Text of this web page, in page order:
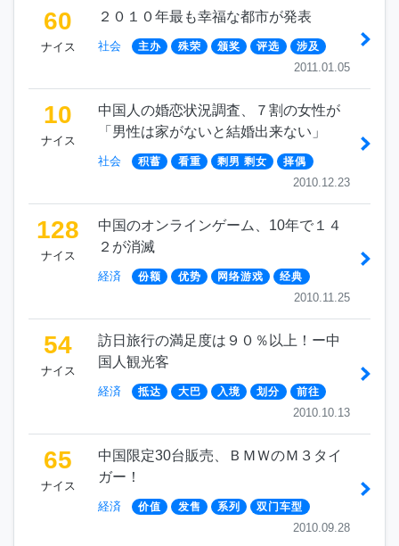
60
ナイス
２０１０年最も幸福な都市が発表
社会 主办 殊荣 颁奖 评选 涉及
2011.01.05
10
ナイス
中国人の婚恋状況調査、７割の女性が
「男性は家がないと結婚出来ない」
社会 积蓄 看重 剩男 剩女 择偶
2010.12.23
128
ナイス
中国のオンラインゲーム、10年で１４
２が消滅
経済 份额 优势 网络游戏 经典
2010.11.25
54
ナイス
訪日旅行の満足度は９０％以上！ー中
国人観光客
経済 抵达 大巴 入境 划分 前往
2010.10.13
65
ナイス
中国限定30台販売、ＢＭＷのＭ３タイ
ガー！
経済 价值 发售 系列 双门车型
2010.09.28